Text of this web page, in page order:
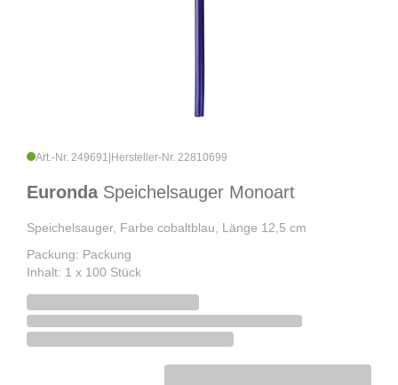
Art.-Nr. 249691 Hersteller-Nr. 22810699
Euronda Speichelsauger Monoart
Speichelsauger, Farbe cobaltblau, Länge 12,5 cm
Packung: Packung
Inhalt: 1 x 100 Stück